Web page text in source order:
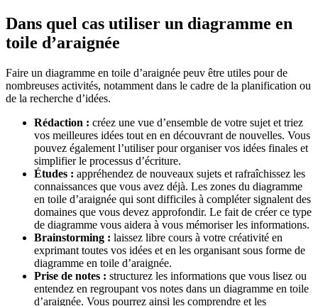
Dans quel cas utiliser un diagramme en
toile d’araignée
Faire un diagramme en toile d’araignée peuv être utiles pour de
nombreuses activités, notamment dans le cadre de la planification ou
de la recherche d’idées.
Rédaction : créez une vue d’ensemble de votre sujet et triez
vos meilleures idées tout en en découvrant de nouvelles. Vous
pouvez également l’utiliser pour organiser vos idées finales et
simplifier le processus d’écriture.
Études : appréhendez de nouveaux sujets et rafraîchissez les
connaissances que vous avez déjà. Les zones du diagramme
en toile d’araignée qui sont difficiles à compléter signalent des
domaines que vous devez approfondir. Le fait de créer ce type
de diagramme vous aidera à vous mémoriser les informations.
Brainstorming : laissez libre cours à votre créativité en
exprimant toutes vos idées et en les organisant sous forme de
diagramme en toile d’araignée.
Prise de notes : structurez les informations que vous lisez ou
entendez en regroupant vos notes dans un diagramme en toile
d’araignée. Vous pourrez ainsi les comprendre et les